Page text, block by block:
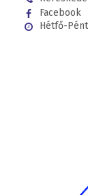
Facebook
Hétfő-